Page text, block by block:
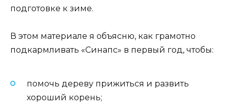
подготовке к зиме.
В этом материале я объясню, как грамотно
подкармливать «Синапс» в первый год, чтобы:
помочь дереву прижиться и развить
хороший корень;